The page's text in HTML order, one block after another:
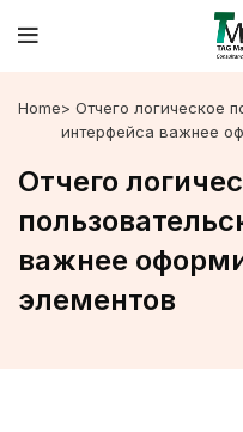
Home> Отчего логическое
интерфейса важнее
Отчего
важнее
элементов